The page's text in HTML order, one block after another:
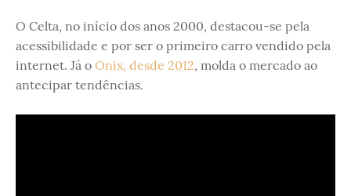
O Celta, no início dos anos 2000, destacou-se pela
acessibilidade e por ser o primeiro carro vendido pela
internet. Já o Onix, desde 2012, molda o mercado ao
antecipar tendências.